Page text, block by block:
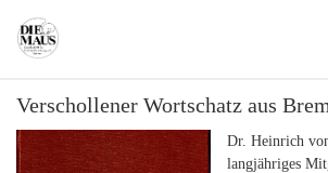
main
Verschollener Wortschatz aus
Dr. Heinrich
langjähriges